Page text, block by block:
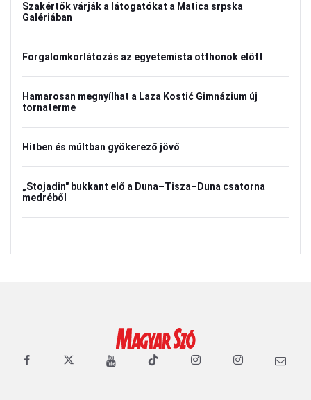
Szakértők várják a látogatókat a Matica srpska
Galériában
Forgalomkorlátozás az egyetemista otthonok előtt
Hamarosan megnyílhat a Laza Kostić Gimnázium új
tornaterme
Hitben és múltban gyökerező jövő
„Stojadin" bukkant elő a Duna–Tisza–Duna csatorna
medréből